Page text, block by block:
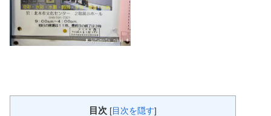
目次 [ 目次を隠す]